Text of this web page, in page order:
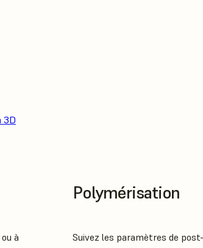
3D
à
Polymérisation
Suivez les paramètres de